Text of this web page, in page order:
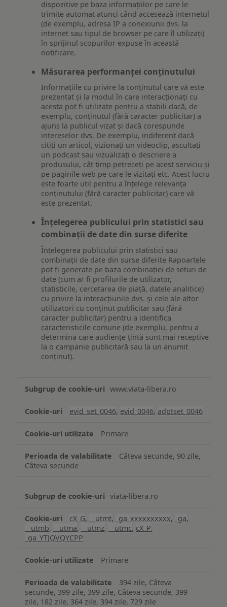
dispozitive pe baza informațiilor pe care le
trimite automat atunci când accesează internetul
(de exemplu, adresa IP a conexiunii dvs. la
internet sau tipul de browser pe care îl utilizați)
în sprijinul scopurilor expuse în această
notificare.
Măsurarea performanței conținutului
Informațiile cu privire la conținutul care vă este
prezentat și la modul în care interacționați cu
acesta pot fi utilizate pentru a stabili dacă, de
exemplu, conținutul (fără caracter publicitar) a
ajuns la publicul vizat și dacă corespunde
intereselor dvs. De exemplu, indiferent dacă
citiți un articol, vizionați un videoclip, ascultați
un podcast sau vizualizați o descriere a
produsului, cât timp petreceți pe acest serviciu și
pe paginile web pe care le vizitați etc. Acest lucru
este foarte util pentru a înțelege relevanța
conținutului (fără caracter publicitar) care vă
este prezentat.
Înțelegerea publicului prin statistici sau
combinații de date din surse diferite
Înțelegerea publicului prin statistici sau
combinații de date din surse diferite Rapoartele
pot fi generate pe baza combinației de seturi de
date (cum ar fi profilurile de utilizator,
statisticile, cercetarea de piață, datele analitice)
cu privire la interacțiunile dvs. și cele ale altor
utilizatori cu conținut publicitar sau (fără
caracter publicitar) pentru a identifica
caracteristicile comune (de exemplu, pentru a
determina care audiențe țintă sunt mai receptive
la o campanie publicitară sau la un anumit
conținut).
www.viata-libera.ro
evid_set_0046, evid_0046, adptset_0046
Primare
Câteva secunde, 90 zile,
Câteva secunde
viata-libera.ro
cX_G, __utmt, _ga_xxxxxxxxxx, _ga,
__utmb, __utma, __utmz, __utmc, cX_P,
_ga_YTJQVQYCPP
Primare
394 zile, Câteva
secunde, 399 zile, 399 zile, Câteva secunde, 399
zile, 182 zile, 364 zile, 394 zile, 729 zile